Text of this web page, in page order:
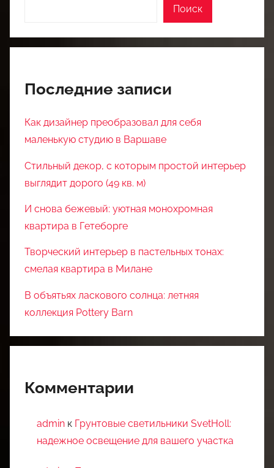
Поиск
Последние записи
Как дизайнер преобразовал для себя
маленькую студию в Варшаве
Стильный декор, с которым простой интерьер
выглядит дорого (49 кв. м)
И снова бежевый: уютная монохромная
квартира в Гетеборге
Творческий интерьер в пастельных тонах:
смелая квартира в Милане
В объятьях ласкового солнца: летняя
коллекция Pottery Barn
Комментарии
admin к Грунтовые светильники SvetHoll:
надежное освещение для вашего участка